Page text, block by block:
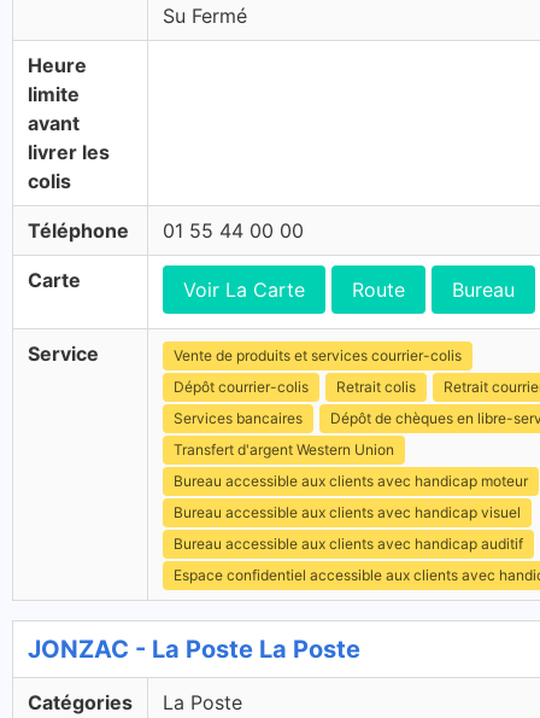
Su Fermé
Heure
limite
avant
livrer les
colis
Téléphone 01 55 44 00 00
Carte Voir La Carte Route Bureau
Service
Vente de produits et services courrier-colis
Dépôt courrier-colis
Retrait colis
Retrait
Services bancaires
Dépôt de chèques en libre-
Transfert d'argent Western Union
Bureau accessible aux clients avec handicap moteur
Bureau accessible aux clients avec handicap visuel
Bureau accessible aux clients avec handicap auditif
Espace confidentiel accessible aux clients avec
JONZAC - La Poste La Poste
Catégories La Poste